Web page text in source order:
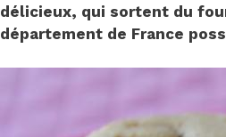
délicieux, qui sortent du
département de France